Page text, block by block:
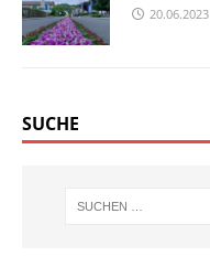
20.06.2023
SUCHE